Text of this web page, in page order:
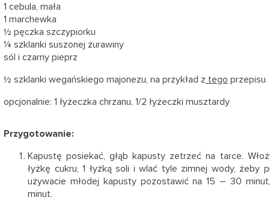
1 cebula, mała
1 marchewka
½ pęczka szczypiorku
¼ szklanki suszonej żurawiny
sól i czarny pieprz
½ szklanki wegańskiego majonezu, na przykład z tego przepisu
opcjonalnie: 1 łyżeczka chrzanu, 1/2 łyżeczki musztardy
Przygotowanie:
Kapustę posiekać, głąb kapusty zetrzeć na tarce.
łyżkę cukru, 1 łyżką soli i wlać tyle zimnej wody, żeby
używacie młodej kapusty pozostawić na 15 – 30
minut.